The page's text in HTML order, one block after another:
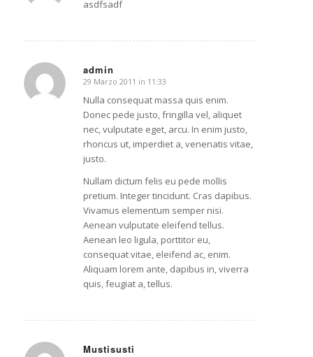
asdfsadf
admin
dice:
29 Marzo 2011 in 11:33
Nulla consequat massa quis enim.
Donec pede justo, fringilla vel, aliquet
nec, vulputate eget, arcu. In enim justo,
rhoncus ut, imperdiet a, venenatis vitae,
justo.
Nullam dictum felis eu pede mollis
pretium. Integer tincidunt. Cras dapibus.
Vivamus elementum semper nisi.
Aenean vulputate eleifend tellus.
Aenean leo ligula, porttitor eu,
consequat vitae, eleifend ac, enim.
Aliquam lorem ante, dapibus in, viverra
quis, feugiat a, tellus.
Mustisusti